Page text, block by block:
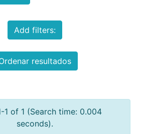
Add filters:
resultados
1 of 1 (Search time: 0.004
seconds).